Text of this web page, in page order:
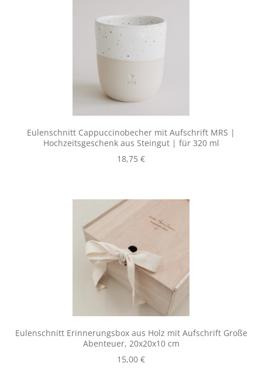
Eulenschnitt Cappuccinobecher mit Aufschrift MRS |
Hochzeitsgeschenk aus Steingut | für 320 ml
Regulärer Preis:
18,75 €
Eulenschnitt Erinnerungsbox aus Holz mit Aufschrift Große
Abenteuer, 20x20x10 cm
Regulärer Preis:
15,00 €